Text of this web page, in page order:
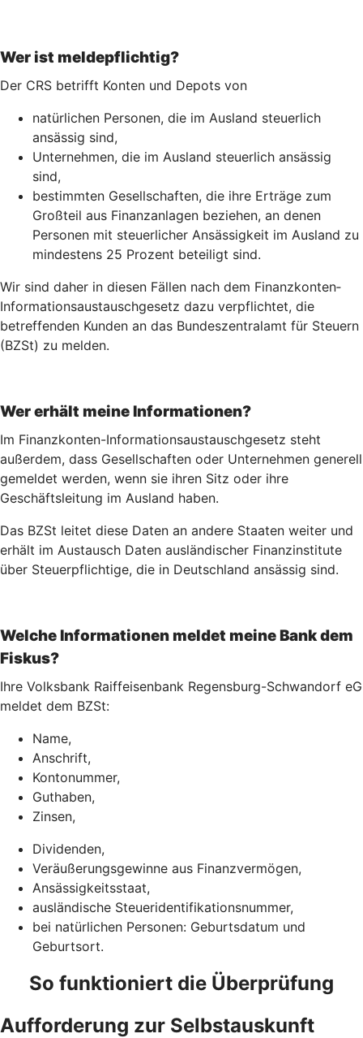
Wer ist meldepflichtig?
Der CRS betrifft Konten und Depots von
natürlichen Personen, die im Ausland steuerlich
ansässig sind,
Unternehmen, die im Ausland steuerlich ansässig
sind,
bestimmten Gesellschaften, die ihre Erträge zum
Großteil aus Finanzanlagen beziehen, an denen
Personen mit steuerlicher Ansässigkeit im Ausland zu
mindestens 25 Prozent beteiligt sind.
Wir sind daher in diesen Fällen nach dem Finanz­konten­
Informations­austausch­gesetz dazu verpflichtet, die
betreffenden Kunden an das Bundeszentralamt für Steuern
(BZSt) zu melden.
Wer erhält meine Informationen?
Im Finanzkonten-Informationsaustauschgesetz steht
außerdem, dass Gesellschaften oder Unternehmen generell
gemeldet werden, wenn sie ihren Sitz oder ihre
Geschäftsleitung im Ausland haben.
Das BZSt leitet diese Daten an andere Staaten weiter und
erhält im Austausch Daten ausländischer Finanzinstitute
über Steuerpflichtige, die in Deutschland ansässig sind.
Welche Informationen meldet meine Bank dem
Fiskus?
Ihre Volksbank Raiffeisenbank Regensburg-Schwandorf eG
meldet dem BZSt:
Name,
Anschrift,
Kontonummer,
Guthaben,
Zinsen,
Dividenden,
Veräußerungsgewinne aus Finanzvermögen,
Ansässigkeitsstaat,
ausländische Steueridentifikationsnummer,
bei natürlichen Personen: Geburtsdatum und
Geburtsort.
So funktioniert die Überprüfung
Aufforderung zur Selbstauskunft